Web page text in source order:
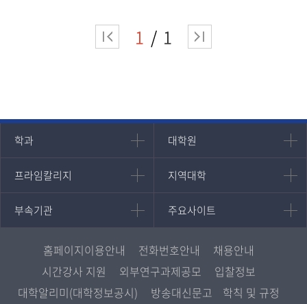
1 1
학과
인문과학대학
국어국문학과
영어영문학과
일본학과
사회과학대학
대학원
대학원
대학원
경영대학원
프라임칼리지
프라임칼리지
학사학위과정
평생교육과정
지역대학
지역대학
지역대학 포털
서울지역대학
대구경북지역대학
인천지역대학
광주전남지역대학
부속기관
부속기관
중앙도서관
원격교육혁신연구원
통합인문학연구소
디지털미디어센터
주요사이트
주요사이트
멘토링
진로심리상담
교육정보화본부
국립대학육성사업
홈페이지이용안내 전화번호안내
채용안내
시간강사 지원
외부연구과제공모
입찰정보
대학알리미(대학정보공시)
방송대신문고 학칙 및 규정